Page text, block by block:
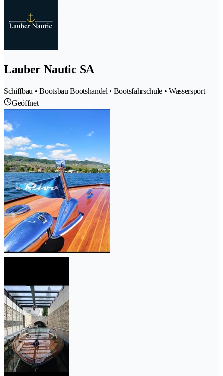
Lauber Nautic SA
Schiffbau • Bootsbau Bootshandel • Bootsfahrschule • Wassersport
Geöffnet